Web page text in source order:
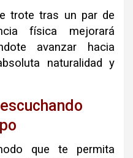
trote tras un par de
física mejorará
avanzar hacia
naturalidad y
que te permita